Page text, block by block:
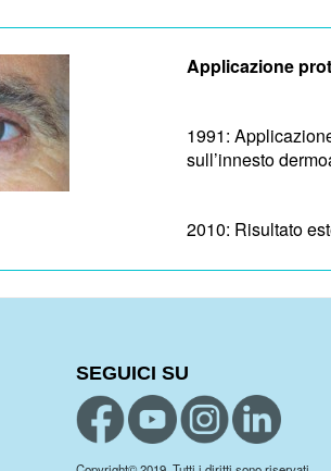
Applicazione
1991:
sull’innesto
2010: Risultato
SEGUICI SU